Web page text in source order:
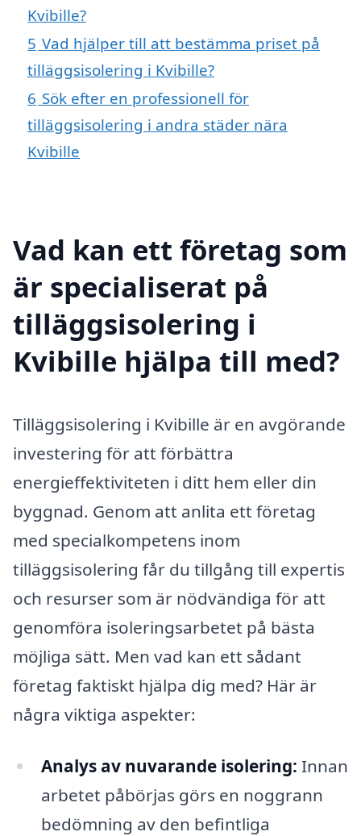
Kvibille?
5 Vad hjälper till att bestämma priset på
tilläggsisolering i Kvibille?
6 Sök efter en professionell för
tilläggsisolering i andra städer nära
Kvibille
Vad kan ett företag som
är specialiserat på
tilläggsisolering i
Kvibille hjälpa till med?
Tilläggsisolering i Kvibille är en avgörande
investering för att förbättra
energieffektiviteten i ditt hem eller din
byggnad. Genom att anlita ett företag
med specialkompetens inom
tilläggsisolering får du tillgång till expertis
och resurser som är nödvändiga för att
genomföra isoleringsarbetet på bästa
möjliga sätt. Men vad kan ett sådant
företag faktiskt hjälpa dig med? Här är
några viktiga aspekter:
Analys av nuvarande isolering: Innan
arbetet påbörjas görs en noggrann
bedömning av den befintliga